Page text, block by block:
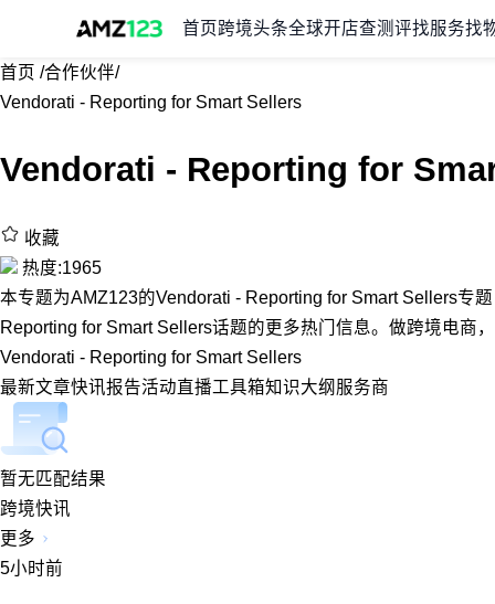
首页 跨境头条全球开店查测评找服务找
首页 /合作伙伴/
Vendorati - Reporting for Smart Sellers
Vendorati - Reporting for
收藏
热度:1965
本专题为AMZ123的Vendorati - Reporting for Smart Sellers专
Reporting for Smart Sellers话题的更多热门信息。做跨境电商
Vendorati - Reporting for Smart Sellers
最新文章快讯报告活动直播工具箱知识大纲 服务商
暂无匹配结果
跨境快讯
更多
5小时前